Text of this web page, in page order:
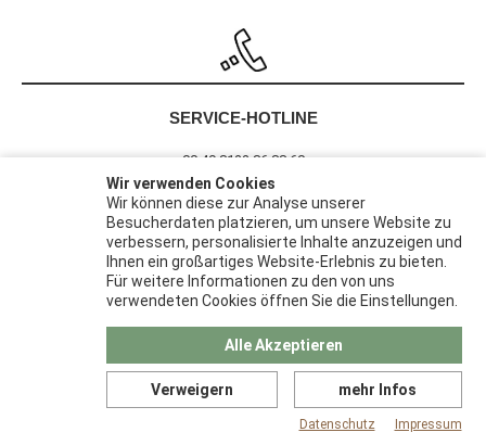
SERVICE-HOTLINE
00 49 8122 86 88 60
© 2026 | Pack-Haus ist eine Marke derPapier Karl GmbH &
Barrierefreiheit
Widerrufsrecht
Datenschutz
AGB
Impressum
Wir verwenden Cookies
Wir können diese zur Analyse unserer
Besucherdaten platzieren, um unsere Website zu
verbessern, personalisierte Inhalte anzuzeigen und
Ihnen ein großartiges Website-Erlebnis zu bieten.
Für weitere Informationen zu den von uns
verwendeten Cookies öffnen Sie die Einstellungen.
Verweigern
Alle Akzeptieren
mehr Infos
Datenschutz Impressum